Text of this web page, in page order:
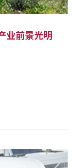
业前景光明